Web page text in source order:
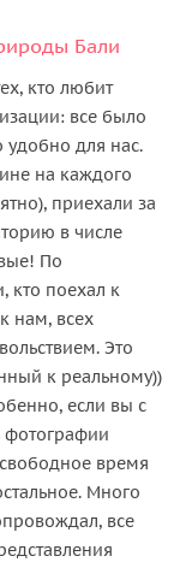
Бали
кто любит
все было
удобно для нас.
на каждого
приехали за
в числе
По
кто поехал к
нам, всех
Это
к реальному))
если вы с
время
Много
все